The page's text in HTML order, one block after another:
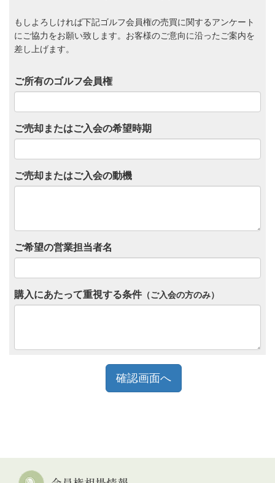
もしよろしければ下記ゴルフ会員権の売買に関するアンケート
にご協力をお願い致します。お客様のご意向に沿ったご案内を
差し上げます。
ご所有のゴルフ会員権
ご売却またはご入会の希望時期
ご売却またはご入会の動機
ご希望の営業担当者名
購入にあたって重視する条件（ご入会の方のみ）